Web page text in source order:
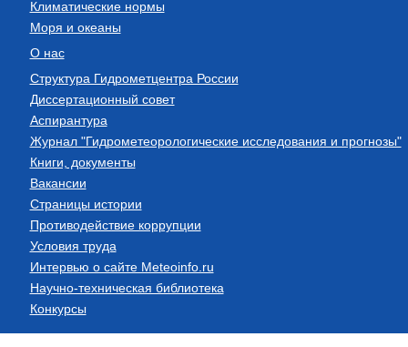
Климатические нормы
Моря и океаны
О нас
Структура Гидрометцентра России
Диссертационный совет
Аспирантура
Журнал "Гидрометеорологические исследования и прогнозы"
Книги, документы
Вакансии
Страницы истории
Противодействие коррупции
Условия труда
Интервью о сайте Meteoinfo.ru
Научно-техническая библиотека
Конкурсы